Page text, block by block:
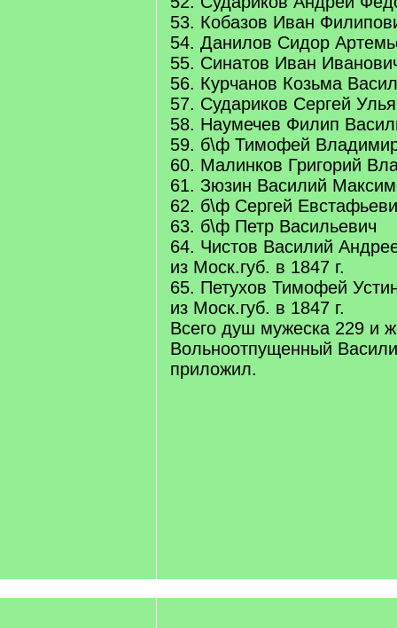
53. Кобазов Иван
54. Данилов Сидор
55. Синатов Иван
56. Курчанов Козьма
57. Судариков Сергей
58. Наумечев Филип
59. б\ф Тимофей
60. Малинков Григорий
61. Зюзин Василий
62. б\ф Сергей
63. б\ф Петр Васильевич
64. Чистов Василий
из Моск.губ. в 1847 г.
65. Петухов Тимофей
из Моск.губ. в 1847 г.
Всего душ мужеска 229 и
Вольноотпущенный
приложил.